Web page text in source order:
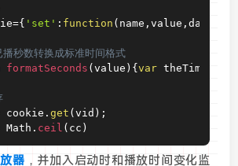
={ 'set' : function ( name , value , days
秒数转换成标准时间格式
formatSeconds (value ) {var theTime
cookie . get (vid ) ;
Math . ceil ( cc )
器 ，并加入启动时和播放时间变化监